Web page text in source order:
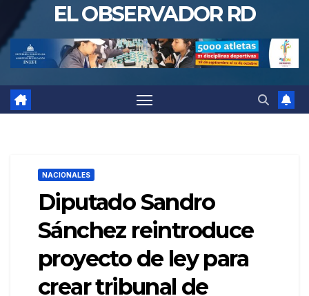
EL OBSERVADOR RD
NACIONALES
Diputado Sandro
Sánchez reintroduce
proyecto de ley para
crear tribunal de